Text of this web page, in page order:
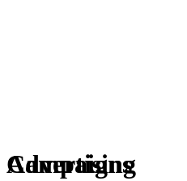
Advertising
Campaigns